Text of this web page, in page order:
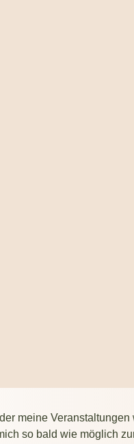
meine
so bald wie möglich